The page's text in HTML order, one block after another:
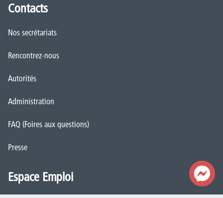
Contacts
Nos secrétariats
Rencontrez-nous
Autorités
Administration
FAQ (Foires aux questions)
Presse
Espace Emploi